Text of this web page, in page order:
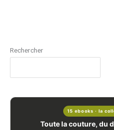
Rechercher
15 ebooks · la
Toute la couture, du